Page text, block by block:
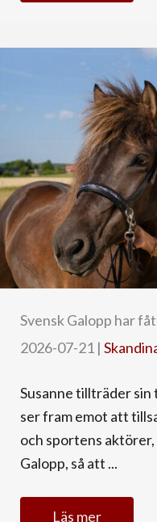
Svensk Galopp har
2026-07-21 |
Susanne tillträder
ser fram emot att
och sportens
Galopp, så att ...
Läs mer